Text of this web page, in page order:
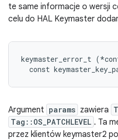
te same informacje o wersji
celu do HAL Keymaster
keymaster_error_t
Argument params zawiera
Tag::OS_PATCHLEVEL . Ta
przez klientów keymaster2